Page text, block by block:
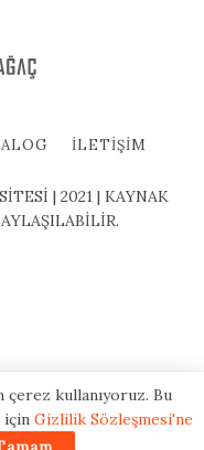
İLETIŞIM
| 2021 | KAYNAK
kullanıyoruz. Bu
için Gizlilik Sözleşmesi'ne